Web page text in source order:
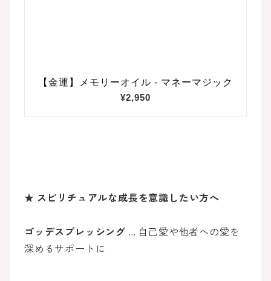
★ スピリチュアルな成長を意識したい方へ
ゴッデスブレッシング … 自己愛や他者への愛を
深めるサポートに